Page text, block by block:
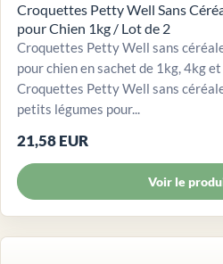
Croquettes Petty Well Sans
pour Chien 1kg / Lot de 2
Croquettes Petty Well sans
pour chien en sachet de 1kg, 4kg
Croquettes Petty Well sans
petits légumes pour...
21,58 EUR
Voir le